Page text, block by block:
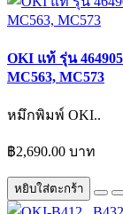
OKI แท้ รุ่น
MC563, MC573
หมึกพิมพ์ OKI..
฿2,690.00 บาท
หยิบใส่ตะกร้า